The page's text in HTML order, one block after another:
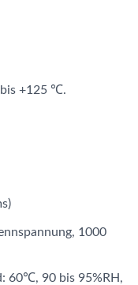
bis +125 ℃.
1000
60℃, 90 bis 95%RH,